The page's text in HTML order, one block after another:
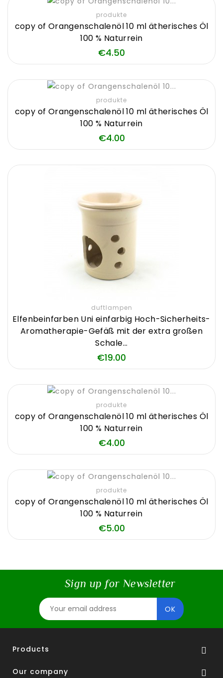
produkte
copy of Orangenschalenöl 10 ml ätherisches Öl
100 % Naturrein
€4.50
produkte
copy of Orangenschalenöl 10 ml ätherisches Öl
100 % Naturrein
€4.00Price
duftlampen
Elfenbeinfarben Uni einfarbig Hoch-Sicherheits-
Aromatherapie-Gefäß mit der extra großen
Schale...
€19.00
produkte
copy of Orangenschalenöl 10 ml ätherisches Öl
100 % Naturrein
€4.00Price
produkte
copy of Orangenschalenöl 10 ml ätherisches Öl
100 % Naturrein
€5.00Price
Sign up for Newsletter
Products 
Our company 